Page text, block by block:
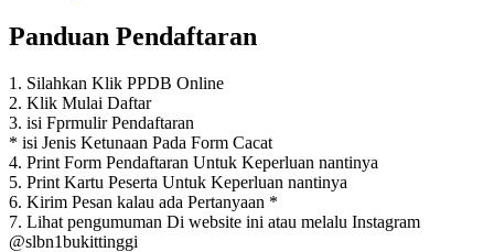
Panduan Pendaftaran
1. Silahkan Klik PPDB Online
2. Klik Mulai Daftar
3. isi Fprmulir Pendaftaran
* isi Jenis Ketunaan Pada Form Cacat
4. Print Form Pendaftaran Untuk Keperluan nantinya
5. Print Kartu Peserta Untuk Keperluan nantinya
6. Kirim Pesan kalau ada Pertanyaan *
7. Lihat pengumuman Di website ini atau melalu Instagram
@slbn1bukittinggi